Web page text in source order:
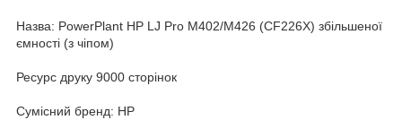
Назва: PowerPlant HP LJ Pro M402/M426 (CF226X) збільшеної
ємності (з чіпом)
Ресурс друку 9000 сторінок
Сумісний бренд: HP